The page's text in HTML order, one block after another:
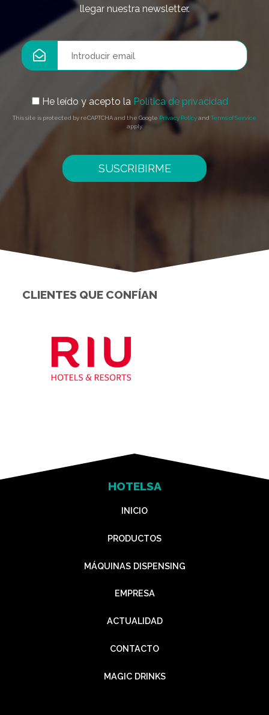
llegar nuestra newsletter.
He leído y acepto la Política de privacidad
This site is protected by reCAPTCHA and the Google Privacy Policyand Terms of Service
apply.
SUSCRIBIRME
CLIENTES QUE CONFÍAN
HOTELSA
INICIO
PRODUCTOS
MÁQUINAS DISPENSING
EMPRESA
ACTUALIDAD
CONTACTO
MAGIC DRINKS